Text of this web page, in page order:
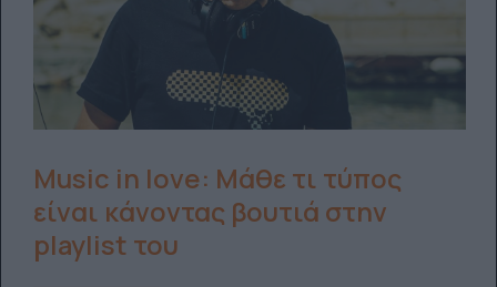
Music in love: Μάθε τι τύπος
είναι κάνοντας βουτιά στην
playlist του